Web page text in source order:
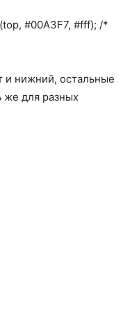
#00A3F7, #fff); /*
и нижний, остальные
же для разных